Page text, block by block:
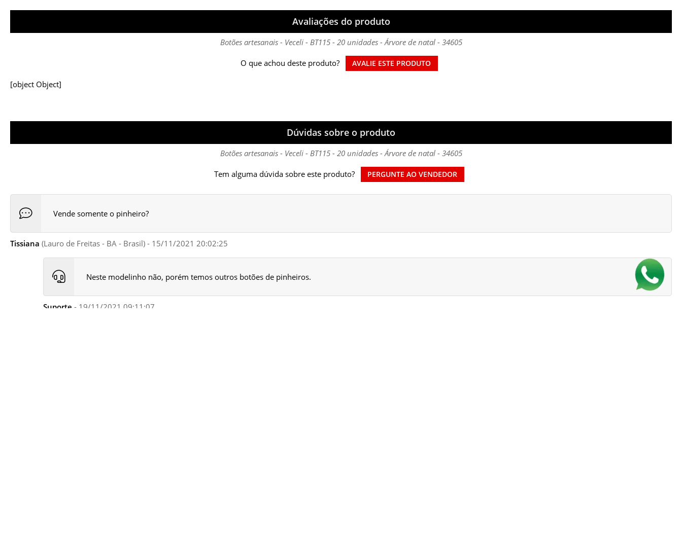
Avaliações do produto
Botões artesanais - Veceli - BT115 - 20 unidades - Árvore de natal - 34605
O que achou deste produto? AVALIE ESTE PRODUTO
[object Object]
Dúvidas sobre o produto
Botões artesanais - Veceli - BT115 - 20 unidades - Árvore de natal - 34605
Tem alguma dúvida sobre este produto? PERGUNTE AO VENDEDOR
Vende somente o pinheiro?
Tissiana (Lauro de Freitas - BA - Brasil) - 15/11/2021 20:02:25
Neste modelinho não, porém temos outros botões de pinheiros.
Suporte - 19/11/2021 09:11:07